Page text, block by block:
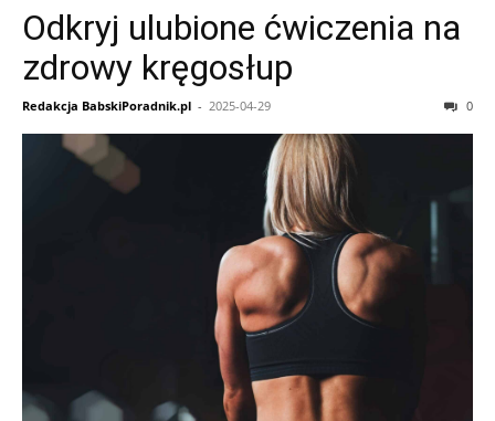
Odkryj ulubione ćwiczenia na
zdrowy kręgosłup
Redakcja BabskiPoradnik.pl - 2025-04-29 0